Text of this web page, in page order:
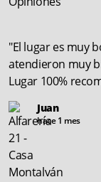
"El lugar es muy
atendieron muy
Lugar 100%
Juan
hace 1 mes